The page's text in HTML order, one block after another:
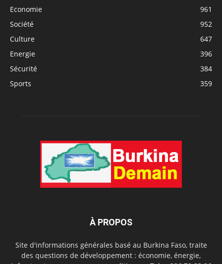
Economie
961
Société
952
Culture
647
Energie
396
Sécurité
384
Sports
359
À PROPOS
Site d'informations générales basé au Burkina Faso, traite
des questions de développement : économie, énergie,